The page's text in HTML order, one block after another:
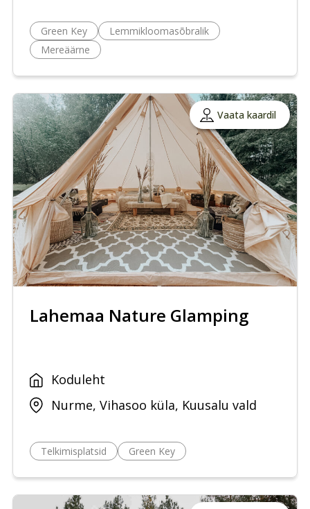
Green Key
Lemmikloomasõbralik
Mereäärne
Vaata kaardil
Lahemaa Nature Glamping
Koduleht
Nurme, Vihasoo küla, Kuusalu vald
Telkimisplatsid Green Key